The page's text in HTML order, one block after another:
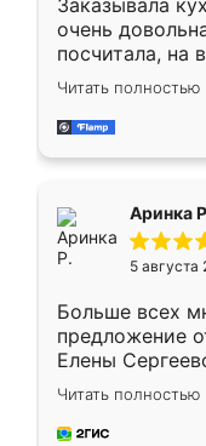
Заказывала
очень
посчитала, на
Замерщик
делу со всей
за день,
Читать полностью
Аринка
5 августа
Больше всех
предложение
Елены
короткие
для замера
предложил по
Читать полностью